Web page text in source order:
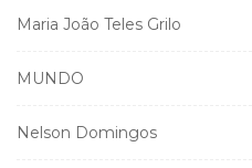
Maria João Teles Grilo
MUNDO
Nelson Domingos